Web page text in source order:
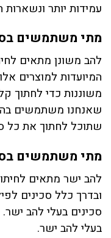
עמידות יותר ונשארות
מתי משתמשים
להב משונן מתאים
המיועדות למוצרים
משוננות כדי לחתוך
שאנחנו משתמשים בה
שתוכל לחתוך את כל
מתי משתמשים
להב ישר מתאים
ובדרך כלל סכינים
סכינים בעלי להב ישר.
בעלי להב ישר.